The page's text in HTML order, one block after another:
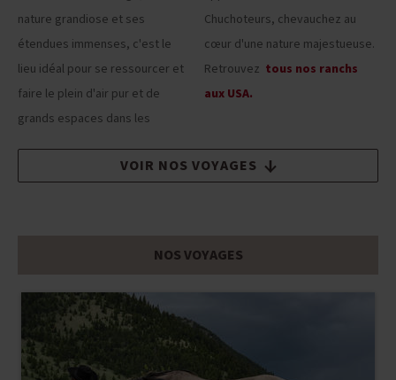
nature grandiose et ses
étendues immenses, c'est le
lieu idéal pour se ressourcer et
faire le plein d'air pur et de
grands espaces dans les
Chuchoteurs, chevauchez au
cœur d'une nature majestueuse.
Retrouvez tous nos ranchs
aux USA.
VOIR NOS VOYAGES
NOS VOYAGES